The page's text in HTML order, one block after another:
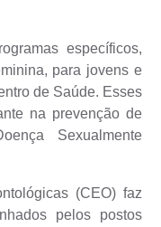
específicos,
para jovens e
de Saúde. Esses
na prevenção de
Sexualmente
(CEO) faz
pelos postos